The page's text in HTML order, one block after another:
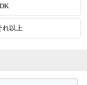
れ以上